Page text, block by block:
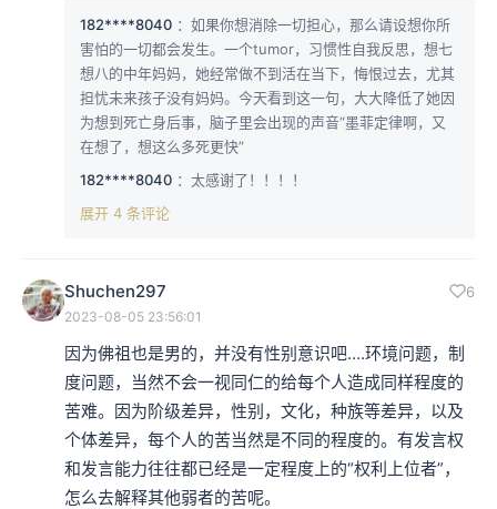
182****8040 ：如果你想消除一切担心，那么请设想你所
害怕的一切都会发生。一个tumor，习惯性自我反思，想七
想八的中年妈妈，她经常做不到活在当下，悔恨过去，尤其
担忧未来孩子没有妈妈。今天看到这一句，大大降低了她因
为想到死亡身后事，脑子里会出现的声音“墨菲定律啊，又
在想了，想这么多死更快”
182****8040 ：太感谢了！！！！
展开 4 条评论
Shuchen297 6
2023-08-05 23:56:01
因为佛祖也是男的，并没有性别意识吧….环境问题，制
度问题，当然不会一视同仁的给每个人造成同样程度的
苦难。因为阶级差异，性别，文化，种族等差异，以及
个体差异，每个人的苦当然是不同的程度的。有发言权
和发言能力往往都已经是一定程度上的“权利上位者”，
怎么去解释其他弱者的苦呢。